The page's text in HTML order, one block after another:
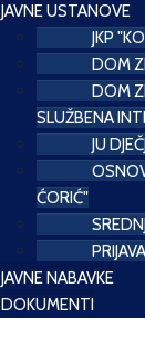
JAVNE USTANOVE
JKP
DOM
DOM
SLUŽBENA
JU
ĆORIĆ"
JAVNE NABAVKE
DOKUMENTI